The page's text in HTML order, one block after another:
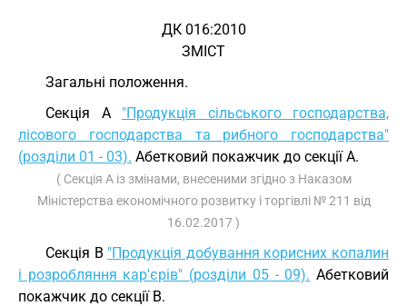
ДК 016:2010
ЗМІСТ
Загальні положення.
Секція A "Продукція сільського господарства,
лісового господарства та рибного господарства"
(розділи 01 - 03). Абетковий покажчик до секції A.
( Секція A із змінами, внесеними згідно з Наказом
Міністерства економічного розвитку і торгівлі № 211 від
16.02.2017)
Секція B "Продукція добування корисних копалин
і розробляння кар'єрів" (розділи 05 - 09). Абетковий
покажчик до секції B.